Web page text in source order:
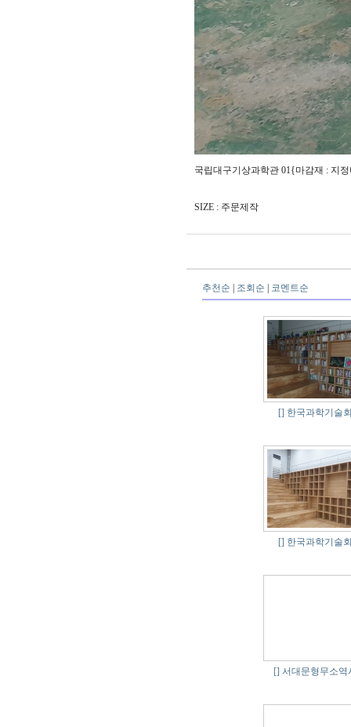
국립대구기상과학관 01{마감재 : 지
SIZE : 주문제작
추천순 조회순 코멘트순
[] 한국과학기술
[] 한국과학기술
[] 서대문형무소역